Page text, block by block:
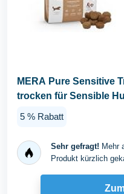
MERA Pure Sensitive
trocken für Sensible
5 % Rabatt
Sehr gefragt! Mehr
Produkt kürzlich